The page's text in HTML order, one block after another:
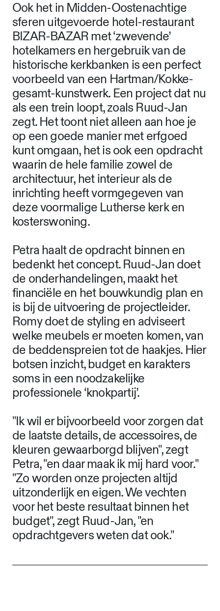
Ook het in Midden-Oostenachtige
sferen uitgevoerde hotel-restaurant
BIZAR-BAZAR met ‘zwevende’
hotelkamers en hergebruik van de
historische kerkbanken is een perfect
voorbeeld van een Hartman/Kokke-
gesamt-kunstwerk. Een project dat nu
als een trein loopt, zoals Ruud-Jan
zegt. Het toont niet alleen aan hoe je
op een goede manier met erfgoed
kunt omgaan, het is ook een opdracht
waarin de hele familie zowel de
architectuur, het interieur als de
inrichting heeft vormgegeven van
deze voormalige Lutherse kerk en
kosterswoning.
Petra haalt de opdracht binnen en
bedenkt het concept. Ruud-Jan doet
de onderhandelingen, maakt het
financiële en het bouwkundig plan en
is bij de uitvoering de projectleider.
Romy doet de styling en adviseert
welke meubels er moeten komen, van
de beddenspreien tot de haakjes. Hier
botsen inzicht, budget en karakters
soms in een noodzakelijke
professionele ‘knokpartij’.
"Ik wil er bijvoorbeeld voor zorgen dat
de laatste details, de accessoires, de
kleuren gewaarborgd blijven", zegt
Petra, "en daar maak ik mij hard voor."
"Zo worden onze projecten altijd
uitzonderlijk en eigen. We vechten
voor het beste resultaat binnen het
budget", zegt Ruud-Jan, "en
opdrachtgevers weten dat ook."